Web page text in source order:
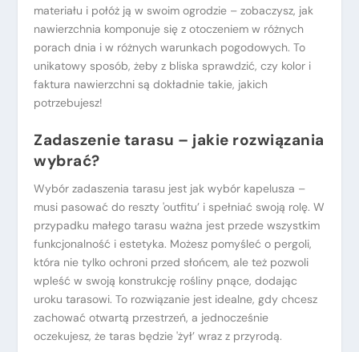
materiału i połóż ją w swoim ogrodzie – zobaczysz, jak
nawierzchnia komponuje się z otoczeniem w różnych
porach dnia i w różnych warunkach pogodowych. To
unikatowy sposób, żeby z bliska sprawdzić, czy kolor i
faktura nawierzchni są dokładnie takie, jakich
potrzebujesz!
Zadaszenie tarasu – jakie rozwiązania
wybrać?
Wybór zadaszenia tarasu jest jak wybór kapelusza –
musi pasować do reszty 'outfitu’ i spełniać swoją rolę. W
przypadku małego tarasu ważna jest przede wszystkim
funkcjonalność i estetyka. Możesz pomyśleć o pergoli,
która nie tylko ochroni przed słońcem, ale też pozwoli
wpleść w swoją konstrukcję rośliny pnące, dodając
uroku tarasowi. To rozwiązanie jest idealne, gdy chcesz
zachować otwartą przestrzeń, a jednocześnie
oczekujesz, że taras będzie 'żył’ wraz z przyrodą.